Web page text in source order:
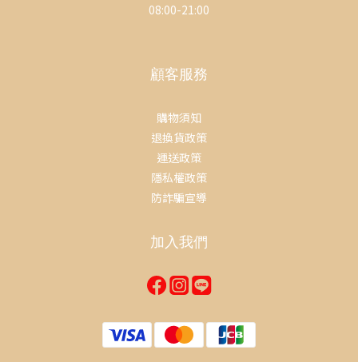
08:00-21:00
顧客服務
購物須知
退換貨政策
運送政策
隱私權政策
防詐騙宣導
加入我們